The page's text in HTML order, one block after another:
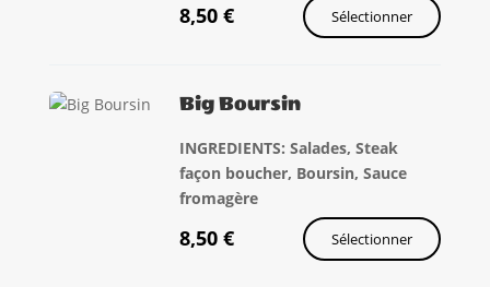
8,50 € Sélectionner
Big Boursin
INGREDIENTS: Salades, Steak
façon boucher, Boursin, Sauce
fromagère
8,50 € Sélectionner